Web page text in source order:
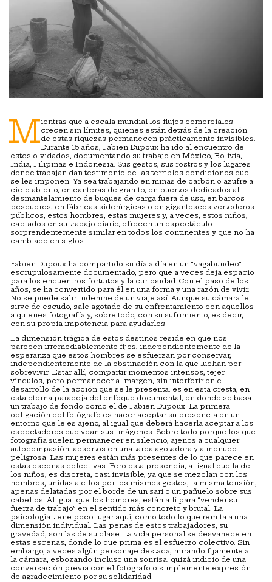
Mientras que a escala mundial los flujos comerciales
crecen sin límites, quienes están detrás de la creación
de estas riquezas permanecen prácticamente invisibles.
Durante 15 años, Fabien Dupoux ha ido al encuentro de
estos olvidados, documentando su trabajo en México, Bolivia,
India, Filipinas e Indonesia. Sus gestos, sus rostros y los lugares
donde trabajan dan testimonio de las terribles condiciones que
se les imponen. Ya sea trabajando en minas de carbón o azufre a
cielo abierto, en canteras de granito, en puertos dedicados al
desmantelamiento de buques de carga fuera de uso, en barcos
pesqueros, en fábricas siderúrgicas o en gigantescos vertederos
públicos, estos hombres, estas mujeres y, a veces, estos niños,
captados en su trabajo diario, ofrecen un espectáculo
sorprendentemente similar en todos los continentes y que no ha
cambiado en siglos.
Fabien Dupoux ha compartido su día a día en un “vagabundeo”
escrupulosamente documentado, pero que a veces deja espacio
para los encuentros fortuitos y la curiosidad. Con el paso de los
años, se ha convertido para él en una forma y una razón de vivir.
No se puede salir indemne de un viaje así. Aunque su cámara le
sirve de escudo, sale agotado de su enfrentamiento con aquellos
a quienes fotografía y, sobre todo, con su sufrimiento, es decir,
con su propia impotencia para ayudarles.
La dimensión trágica de estos destinos reside en que nos
parecen irremediablemente fijos, independientemente de la
esperanza que estos hombres se esfuerzan por conservar,
independientemente de la obstinación con la que luchan por
sobrevivir. Estar allí, compartir momentos intensos, tejer
vínculos, pero permanecer al margen, sin interferir en el
desarrollo de la acción que se le presenta: es en esta cresta, en
esta eterna paradoja del enfoque documental, en donde se basa
un trabajo de fondo como el de Fabien Dupoux. La primera
obligación del fotógrafo es hacer aceptar su presencia en un
entorno que le es ajeno, al igual que deberá hacerla aceptar a los
espectadores que vean sus imágenes. Sobre todo porque los que
fotografía suelen permanecer en silencio, ajenos a cualquier
autocompasión, absortos en una tarea agotadora y a menudo
peligrosa. Las mujeres están más presentes de lo que parece en
estas escenas colectivas. Pero esta presencia, al igual que la de
los niños, es discreta, casi invisible, ya que se mezclan con los
hombres, unidas a ellos por los mismos gestos, la misma tensión,
apenas delatadas por el borde de un sari o un pañuelo sobre sus
cabellos. Al igual que los hombres, están allí para “vender su
fuerza de trabajo” en el sentido más concreto y brutal. La
psicología tiene poco lugar aquí, como todo lo que remita a una
dimensión individual. Las penas de estos trabajadores, su
gravedad, son las de su clase. La vida personal se desvanece en
estas escenas, donde lo que prima es el esfuerzo colectivo. Sin
embargo, a veces algún personaje destaca, mirando fijamente a
la cámara, esbozando incluso una sonrisa, quizá indicio de una
conversación previa con el fotógrafo o simplemente expresión
de agradecimiento por su solidaridad.